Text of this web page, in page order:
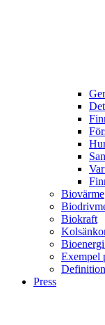
Biovärme
Biokraft
Exempel
Press